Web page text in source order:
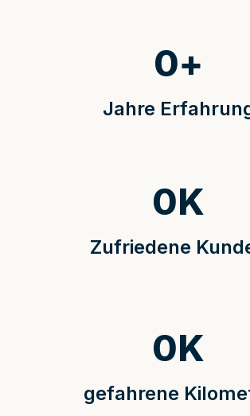
Jahre
0+
Zufriedene
0K
gefahrene
0K